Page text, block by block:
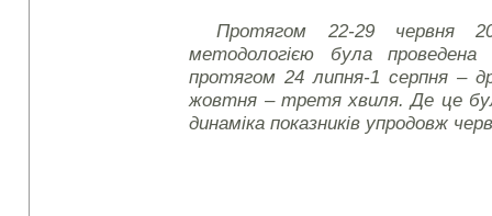
Протягом 22-29 червня
методологією була
протягом 24 липня-1 серпня –
жовтня – третя хвиля. Де це
динаміка показників упродовж